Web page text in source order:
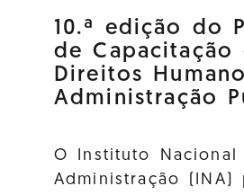
10.ª edição do
de Capacitação
Direitos
Administração
O Instituto Nacional
Administração (INA)